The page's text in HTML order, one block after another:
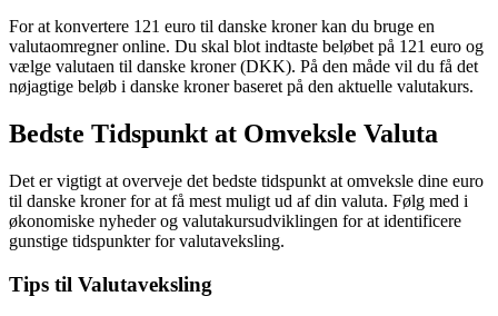
For at konvertere 121 euro til danske kroner kan du bruge en
valutaomregner online. Du skal blot indtaste beløbet på 121 euro og
vælge valutaen til danske kroner (DKK). På den måde vil du få det
nøjagtige beløb i danske kroner baseret på den aktuelle valutakurs.
Bedste Tidspunkt at Omveksle Valuta
Det er vigtigt at overveje det bedste tidspunkt at omveksle dine euro
til danske kroner for at få mest muligt ud af din valuta. Følg med i
økonomiske nyheder og valutakursudviklingen for at identificere
gunstige tidspunkter for valutaveksling.
Tips til Valutaveksling